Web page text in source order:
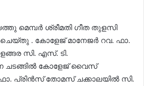
മെമ്പർ ശ്രീമതി ഗീത തുളസി
. കോളേജ് മാനേജർ റവ. ഫാ.
സി. എസ്. ടി.
ചടങ്ങിൽ കോളേജ് വൈസ്
ഫാ. പ്രിൻസ് തോമസ് ചക്കാലയിൽ സി.